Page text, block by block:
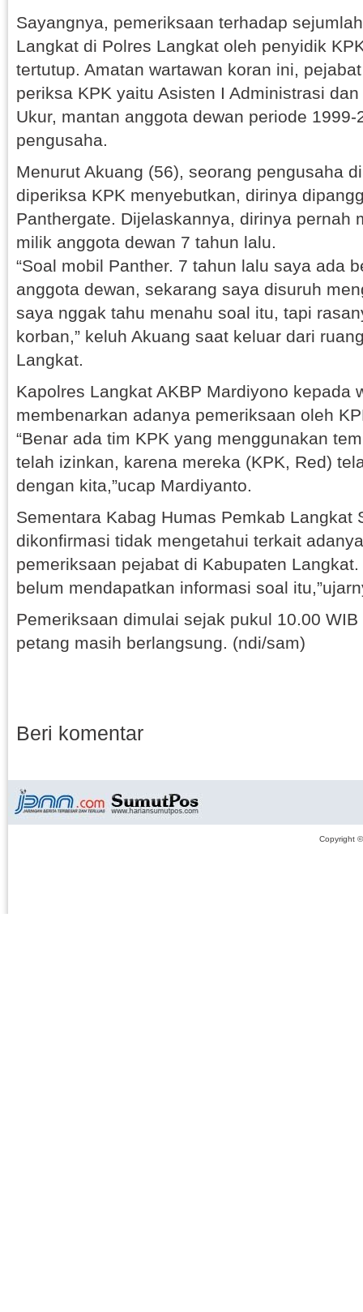
Sayangnya, pemeriksaan terhadap
Langkat di Polres Langkat oleh penyidik
tertutup. Amatan wartawan koran ini,
periksa KPK yaitu Asisten I Administrasi
Ukur, mantan anggota dewan periode
pengusaha.
Menurut Akuang (56), seorang pengusaha
diperiksa KPK menyebutkan, dirinya
Panthergate. Dijelaskannya, dirinya pernah
milik anggota dewan 7 tahun lalu.
“Soal mobil Panther. 7 tahun lalu saya ada
anggota dewan, sekarang saya disuruh
saya nggak tahu menahu soal itu, tapi
korban,” keluh Akuang saat keluar dari
Langkat.
Kapolres Langkat AKBP Mardiyono kepada
membenarkan adanya pemeriksaan oleh
“Benar ada tim KPK yang menggunakan
telah izinkan, karena mereka (KPK, Red)
dengan kita,”ucap Mardiyanto.
Sementara Kabag Humas Pemkab Langkat
dikonfirmasi tidak mengetahui terkait
pemeriksaan pejabat di Kabupaten Langkat.
belum mendapatkan informasi soal
Pemeriksaan dimulai sejak pukul 10.00
petang masih berlangsung. (ndi/sam)
Beri komentar
Copyright